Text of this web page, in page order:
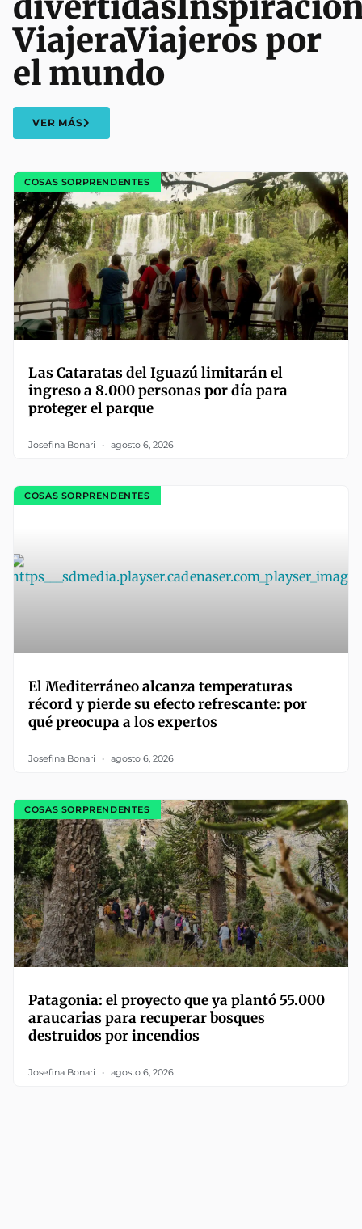
ViajeraViajeros por
el mundo
VER MÁS
COSAS SORPRENDENTES
Las Cataratas del Iguazú limitarán el
ingreso a 8.000 personas por día para
proteger el parque
Josefina Bonari agosto 6, 2026
COSAS SORPRENDENTES
El Mediterráneo alcanza temperaturas
récord y pierde su efecto refrescante: por
qué preocupa a los expertos
Josefina Bonari agosto 6, 2026
COSAS SORPRENDENTES
Patagonia: el proyecto que ya plantó 55.000
araucarias para recuperar bosques
destruidos por incendios
Josefina Bonari agosto 6, 2026